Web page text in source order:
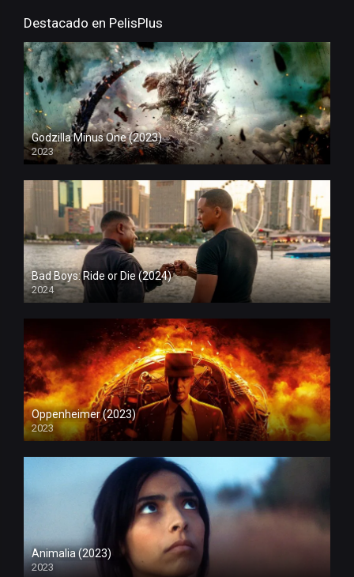
Destacado en PelisPlus
Godzilla Minus One (2023)
2023
Bad Boys: Ride or Die (2024)
2024
Oppenheimer (2023)
2023
Animalia (2023)
2023